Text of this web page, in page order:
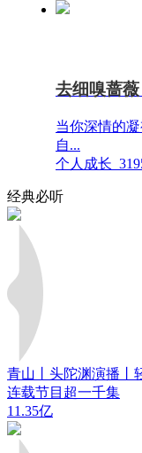
去细嗅蔷薇
当你深情的
自...
个人成长
经典必听
青山丨头陀渊演播丨
连载节目超一千集
11.35亿